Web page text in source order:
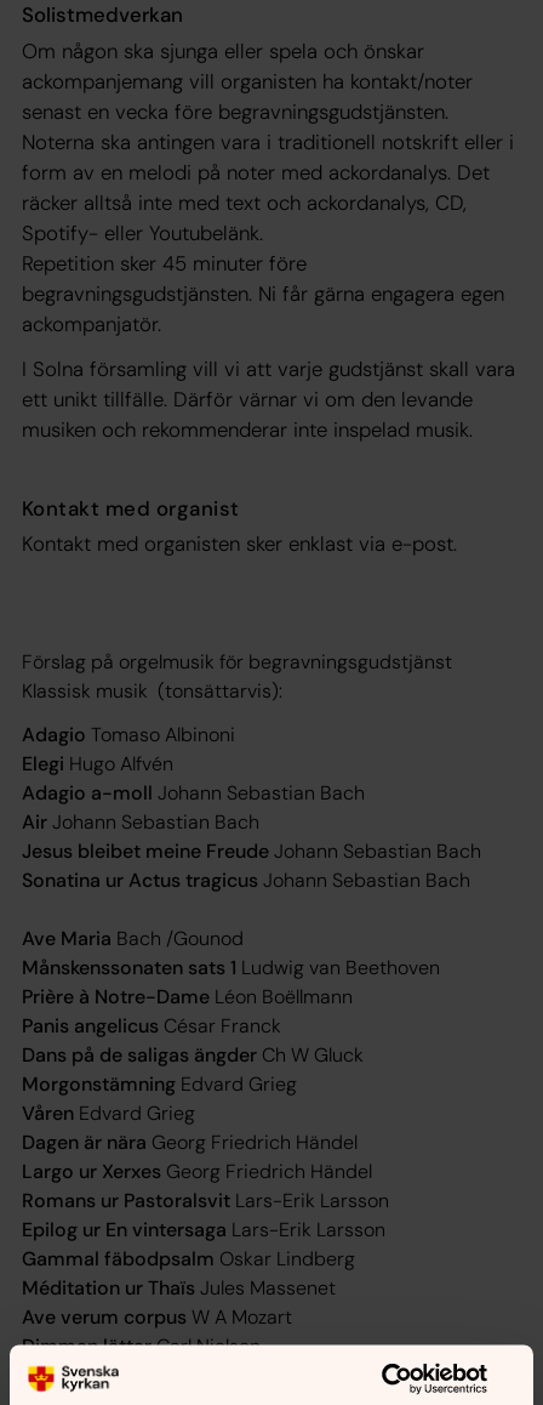
Solistmedverkan
Om någon ska sjunga eller spela och önskar
ackompanjemang vill organisten ha kontakt/noter
senast en vecka före begravningsgudstjänsten.
Noterna ska antingen vara i traditionell notskrift eller i
form av en melodi på noter med ackordanalys. Det
räcker alltså inte med text och ackordanalys, CD,
Spotify- eller Youtubelänk.
Repetition sker 45 minuter före
begravningsgudstjänsten. Ni får gärna engagera egen
ackompanjatör.
I Solna församling vill vi att varje gudstjänst skall vara
ett unikt tillfälle. Därför värnar vi om den levande
musiken och rekommenderar inte inspelad musik.
Kontakt med organist
Kontakt med organisten sker enklast via e-post.
Förslag på orgelmusik för begravningsgudstjänst
Klassisk musik (tonsättarvis):
Adagio Tomaso Albinoni
Elegi Hugo Alfvén
Adagio a-moll Johann Sebastian Bach
AirJohann Sebastian Bach
Jesus bleibet meine FreudeJohann Sebastian Bach
Sonatina ur Actus tragicus Johann Sebastian Bach
Ave Maria Bach /Gounod
Månskenssonaten sats 1 Ludwig van Beethoven
Prière à Notre-Dame Léon Boëllmann
Panis angelicus César Franck
Dans på de saligas ängder Ch W Gluck
Morgonstämning Edvard Grieg
Våren Edvard Grieg
Dagen är nära Georg Friedrich Händel
Largo ur Xerxes Georg Friedrich Händel
Romans ur Pastoralsvit Lars-Erik Larsson
Epilog ur En vintersaga Lars-Erik Larsson
Gammal fäbodpsalm Oskar Lindberg
Méditation ur Thaïs Jules Massenet
Ave verum corpus W A Mozart
Dimman lättarCarl Nielsen
Ave MariaFranz Schubert